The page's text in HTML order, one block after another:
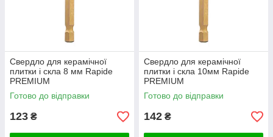
Свердло для керамічної
плитки і скла 8 мм Rapide
PREMIUM
Готово до відправки
123 ₴
Свердло для керамічної
плитки і скла 10мм Rapide
PREMIUM
Готово до відправки
142 ₴